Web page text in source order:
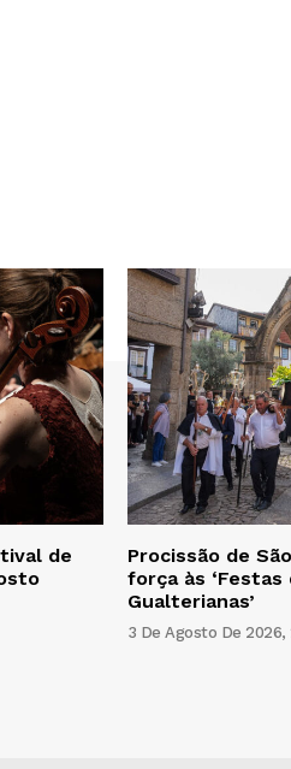
de
Procissão de
força às ‘Festas
Gualterianas’
3 De Agosto De 2026,